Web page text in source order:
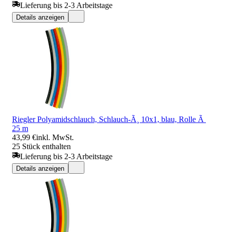
Lieferung bis 2-3 Arbeitstage
Details anzeigen
Riegler Polyamidschlauch, Schlauch-Ã¸ 10x1, blau, Rolle Ã
25 m
43,99 €inkl. MwSt.
25 Stück enthalten
Lieferung bis 2-3 Arbeitstage
Details anzeigen